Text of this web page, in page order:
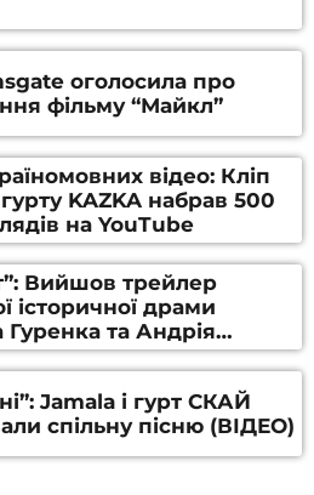
оголосила про
фільму “Майкл”
відео: Кліп
KAZKA набрав 500
на YouTube
Вийшов трейлер
історичної драми
Гуренка та Андрія
(ВІДЕО)
Jamala і гурт СКАЙ
спільну пісню (ВІДЕО)